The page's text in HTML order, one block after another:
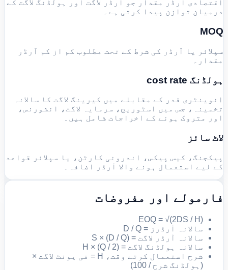
اقتصادی آرڈر مقدار جو آرڈر لاگت اور ہولڈنگ لاگت کے
درمیان توازن پیدا کرتی ہے۔
MOQ
سپلائر یا آرڈر کی شرط کے تحت مطلوب کم از کم آرڈر
مقدار۔
ہولڈنگ cost rate
انوینٹری قدر کے مقابلے میں کیرینگ لاگت کا سالانہ
تخمینہ، جس میں اسٹوریج، سرمایہ لاگت، انشورنس،
اور متروک ہونے کے اخراجات شامل ہیں۔
لاٹ سائز
پیکجنگ، کیس پیکس، اندرونی کارٹن، یا سپلائر قواعد
کے لیے استعمال ہونے والا آرڈر اضافہ۔
فارمولے اور مفروضات
EOQ = √(2DS / H)
سالانہ آرڈرز = D / Q
سالانہ آرڈر لاگت = (D / Q) × S
سالانہ ہولڈنگ لاگت = (Q / 2) × H
شرح استعمال کرتے وقت، H = فی یونٹ لاگت ×
(ہولڈنگ شرح / 100)